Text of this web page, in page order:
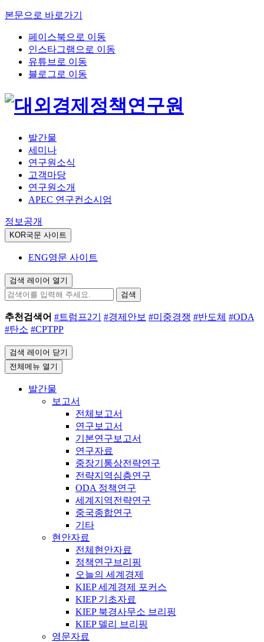
본문으로 바로가기
페이스북으로 이동
인스타그램으로 이동
유튜브로 이동
블로그로 이동
발간물
세미나
연구원소식
고객마당
연구원소개
APEC 연구컨소시엄
정보공개
KOR국문 사이트
ENG영문 사이트
검색 레이어 열기
검색
추천검색어 #트럼프2기 #경제안보 #미중경쟁 #반도체 #ODA
#탄소 #CPTPP
검색 레이어 닫기
전체메뉴 열기
발간물
보고서
전체보고서
연구보고서
기본연구보고서
연구자료
중장기통상전략연구
전략지역심층연구
ODA 정책연구
세계지역전략연구
중국종합연구
기타
현안자료
전체현안자료
정책연구브리핑
오늘의 세계경제
KIEP 세계경제 포커스
KIEP 기초자료
KIEP 북경사무소 브리핑
KIEP 델리 브리핑
영문자료